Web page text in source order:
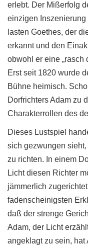
erlebt. Der Mißerfolg
einzigen
lasten Goethes, der
erkannt und den
obwohl er eine
Erst seit 1820 wurde
Bühne heimisch.
Dorfrichters Adam zu
Charakterrollen des
Dieses Lustspiel
sich gezwungen
zu richten. In einem
Licht diesen Richter
jämmerlich
fadenscheinigsten
daß der strenge
Adam, der Licht
angeklagt zu sein, hat